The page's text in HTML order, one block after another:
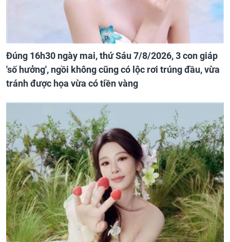
Đúng 16h30 ngày mai, thứ Sáu 7/8/2026, 3 con giáp
'số hưởng', ngồi không cũng có lộc rơi trúng đầu, vừa
tránh được họa vừa có tiền vàng